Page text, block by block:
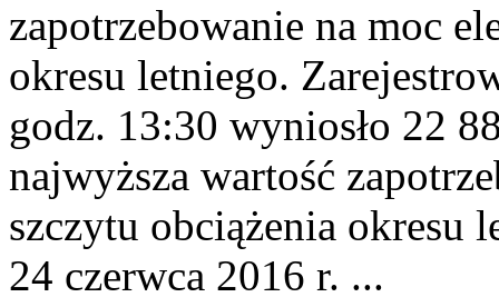
zapotrzebowanie na moc
okresu letniego.
godz. 13:30 wyniosło 22
najwyższa wartość
szczytu obciążenia okresu
24 czerwca 2016 r. ...